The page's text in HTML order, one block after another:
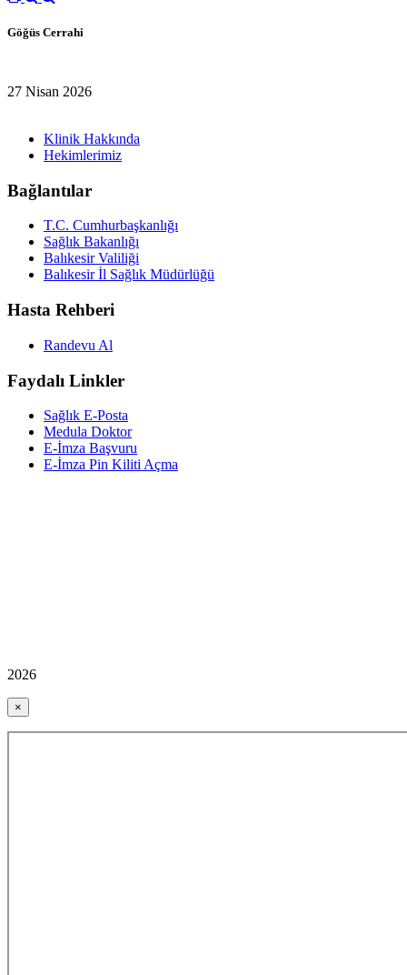
Göğüs Cerrahi
27 Nisan 2026
Klinik Hakkında
Hekimlerimiz
Bağlantılar
T.C. Cumhurbaşkanlığı
Sağlık Bakanlığı
Balıkesir Valiliği
Balıkesir İl Sağlık Müdürlüğü
Hasta Rehberi
Randevu Al
Faydalı Linkler
Sağlık E-Posta
Medula Doktor
E-İmza Başvuru
E-İmza Pin Kiliti Açma
2026
×